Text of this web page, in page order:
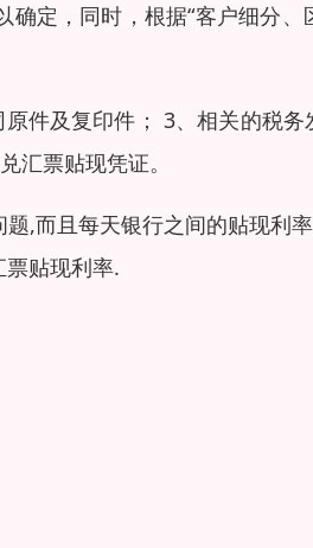
定，同时，根据“客户细分、
件及复印件； 3、相关的税
汇票贴现凭证。
,而且每天银行之间的贴现利
贴现利率.